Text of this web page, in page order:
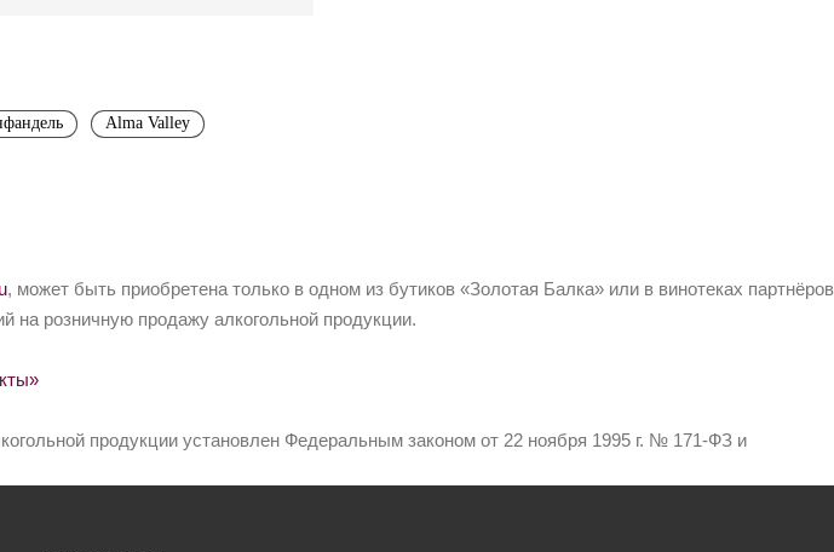
Alma Valley
, может быть приобретена только в одном из бутиков «Золотая Балка» или в винотеках партнёров
на розничную продажу алкогольной продукции.
продукции установлен Федеральным законом от 22 ноября 1995 г. № 171-ФЗ и